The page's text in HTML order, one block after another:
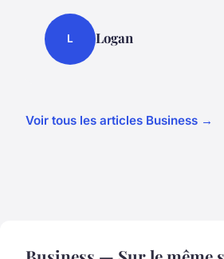
L Logan
Voir tous les articles Business →